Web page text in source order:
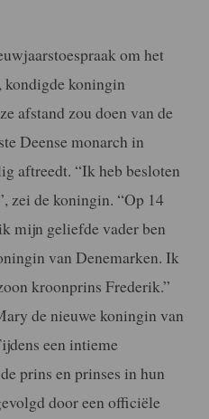
om het
kondigde koningin
afstand zou doen van de
Deense monarch in
aftreedt. “Ik heb besloten
zei de koningin. “Op 14
mijn geliefde vader ben
van Denemarken. Ik
kroonprins Frederik.”
de nieuwe koningin van
een intieme
prins en prinses in hun
door een officiële